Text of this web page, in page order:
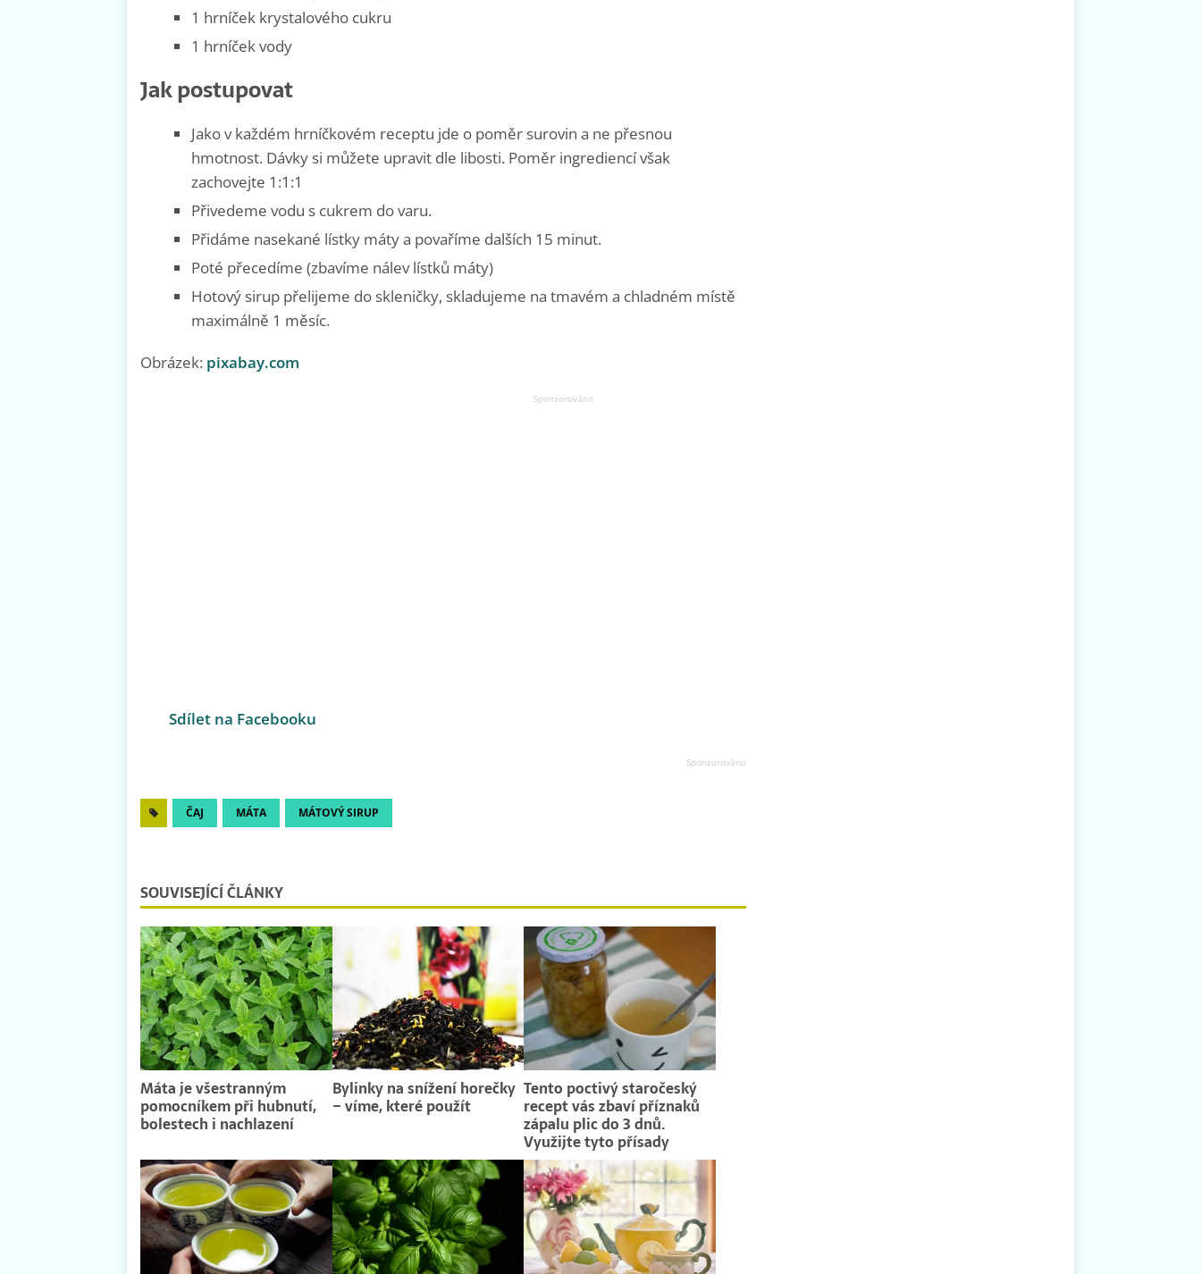
1 hrníček krystalového cukru
1 hrníček vody
Jak postupovat
Jako v každém hrníčkovém receptu jde o poměr surovin a ne přesnou
hmotnost. Dávky si můžete upravit dle libosti. Poměr ingrediencí však
zachovejte 1:1:1
Přivedeme vodu s cukrem do varu.
Přidáme nasekané lístky máty a povaříme dalších 15 minut.
Poté přecedíme (zbavíme nálev lístků máty)
Hotový sirup přelijeme do skleničky, skladujeme na tmavém a chladném místě
maximálně 1 měsíc.
Obrázek: pixabay.com
Sdílet na Facebooku
ČAJ MÁTA MÁTOVÝ SIRUP
SOUVISEJÍCÍ ČLÁNKY
Máta je všestranným
pomocníkem při hubnutí,
bolestech i nachlazení
Bylinky na snížení horečky
– víme, které použít
Tento poctivý staročeský
recept vás zbaví příznaků
zápalu plic do 3 dnů.
Využijte tyto přísady